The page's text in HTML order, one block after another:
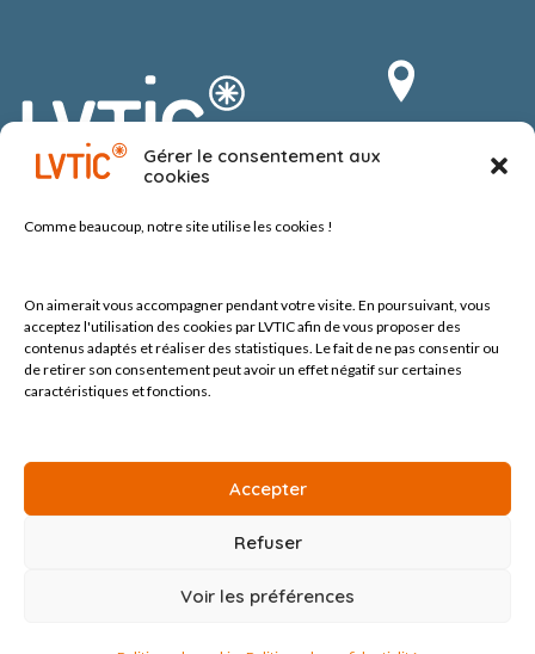
Gérer le consentement aux
cookies
Comme beaucoup, notre siteutilise les cookies !
On aimerait vous accompagner pendant votre visite. En poursuivant, vous
acceptez l'utilisation des cookies par LVTIC afin de vous proposer des
contenus adaptés et réaliser des statistiques. Le fait de ne pas consentir ou
de retirer son consentement peut avoir un effet négatif sur certaines
caractéristiques et fonctions.
Accepter
Refuser
Voir les préférences
Route du Vergnolet 8
1070 Puidoux-Chexbres
Tel +41 (0) 21 552 60 10 contact@lvtic.ch